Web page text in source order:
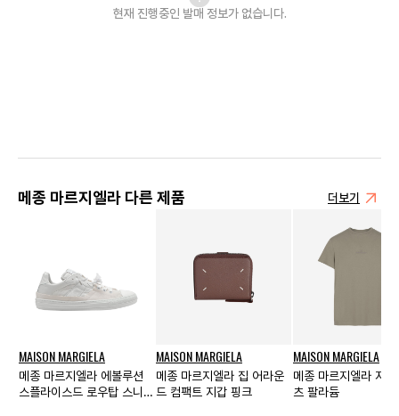
현재 진행중인 발매 정보가 없습니다.
메종 마르지엘라 다른 제품 더보기
MAISON MARGIELA
메종 마르지엘라 에볼루션
스플라이스드 로우탑 스니커
MAISON MARGIELA
메종 마르지엘라 집 어라운
드 컴팩트 지갑 핑크
MAISON MARGIELA
메종 마르지엘라 저
츠 팔라듐